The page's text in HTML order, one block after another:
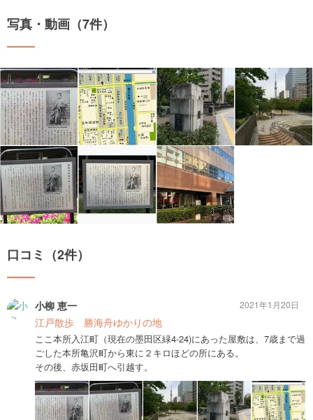
写真・動画（7件）
口コミ（2件）
小柳 恵一
江戸散歩 勝海舟ゆかりの地
ここ本所入江町（現在の墨田区緑4-24)にあった屋敷は、7歳まで過
ごした本所亀沢町から東に２キロほどの所にある。
その後、赤坂田町へ引越す。
2021年1月20日